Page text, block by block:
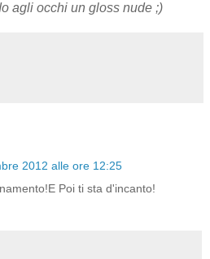
agli occhi un gloss nude ;)
2012 alle ore 12:25
Poi ti sta d'incanto!